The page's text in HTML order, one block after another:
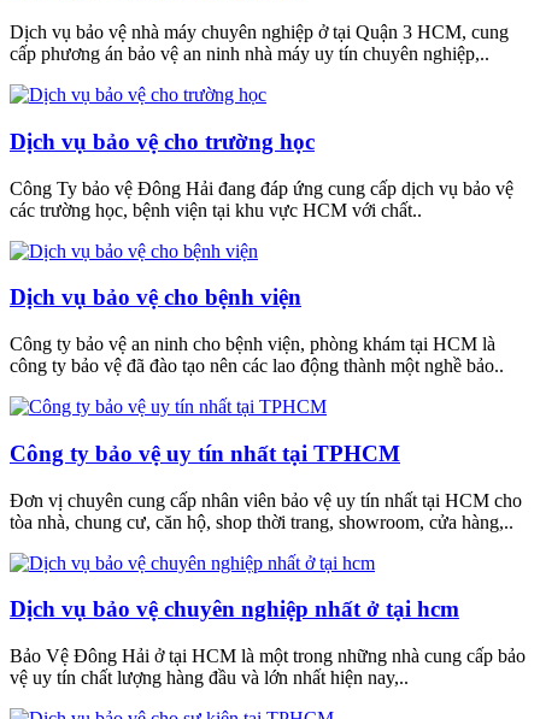
Dịch vụ bảo vệ nhà máy chuyên nghiệp ở tại Quận 3 HCM, cung
cấp phương án bảo vệ an ninh nhà máy uy tín chuyên nghiệp,..
Dịch vụ bảo vệ cho trường học
Công Ty bảo vệ Đông Hải đang đáp ứng cung cấp dịch vụ bảo vệ
các trường học, bệnh viện tại khu vực HCM với chất..
Dịch vụ bảo vệ cho bệnh viện
Công ty bảo vệ an ninh cho bệnh viện, phòng khám tại HCM là
công ty bảo vệ đã đào tạo nên các lao động thành một nghề bảo..
Công ty bảo vệ uy tín nhất tại TPHCM
Đơn vị chuyên cung cấp nhân viên bảo vệ uy tín nhất tại HCM cho
tòa nhà, chung cư, căn hộ, shop thời trang, showroom, cửa hàng,..
Dịch vụ bảo vệ chuyên nghiệp nhất ở tại hcm
Bảo Vệ Đông Hải ở tại HCM là một trong những nhà cung cấp bảo
vệ uy tín chất lượng hàng đầu và lớn nhất hiện nay,..